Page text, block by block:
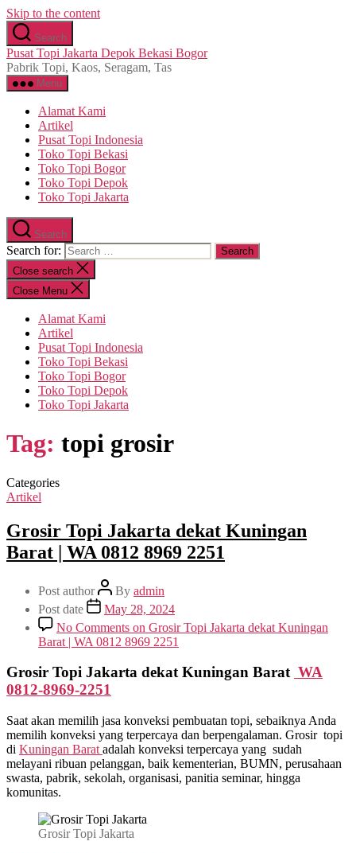
Skip to the content
Search
Pusat Topi Jakarta Depok Bekasi Bogor
Pabrik Topi, Kaos, Seragam, Tas
Menu
Alamat Kami
Artikel
Pusat Topi Indonesia
Toko Topi Bekasi
Toko Topi Bogor
Toko Topi Depok
Toko Topi Jakarta
Search
Search for:
Close search
Close Menu
Alamat Kami
Artikel
Pusat Topi Indonesia
Toko Topi Bekasi
Toko Topi Bogor
Toko Topi Depok
Toko Topi Jakarta
Tag: topi grosir
Categories
Artikel
Grosir Topi Jakarta dekat Kuningan
Barat | WA 0812 8969 2251
Post author By admin
Post date
May 28, 2024
No Comments on Grosir Topi Jakarta dekat Kuningan
Barat | WA 0812 8969 2251
Grosir Topi Jakarta dekat Kuningan Barat WA
0812-8969-2251
Saat akan memilih jasa konveksi pembuatan topi, sebaiknya Anda
memilih konveksi yang terpercaya dan berpengalaman. Grosir topi
di Kuningan Barat adalah konveksi terpercaya yang sudah
melayani ribuan pelanggan, baik kementerian, BUMN, perusahaan
swasta, pabrik, sekolah, organisasi, panitia seminar, hingga
komunitas.
Grosir Topi Jakarta